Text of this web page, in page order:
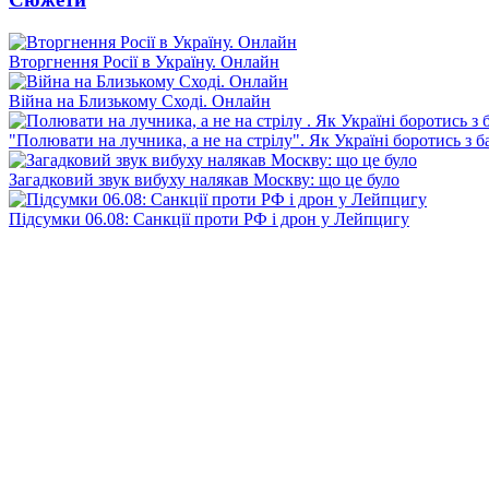
Вторгнення Росії в Україну. Онлайн
Війна на Близькому Сході. Онлайн
"Полювати на лучника, а не на стрілу". Як Україні боротись з
Загадковий звук вибуху налякав Москву: що це було
Підсумки 06.08: Санкції проти РФ і дрон у Лейпцигу